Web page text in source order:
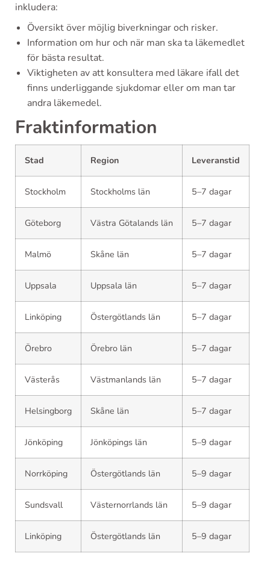
inkludera:
Översikt över möjlig biverkningar och risker.
Information om hur och när man ska ta läkemedlet
för bästa resultat.
Viktigheten av att konsultera med läkare ifall det
finns underliggande sjukdomar eller om man tar
andra läkemedel.
Fraktinformation
Stad Region Leveranstid
Stockholm Stockholms län 5–7 dagar
Göteborg Västra Götalands län 5–7 dagar
Malmö Skåne län 5–7 dagar
Uppsala Uppsala län 5–7 dagar
Linköping Östergötlands län 5–7 dagar
Örebro Örebro län 5–7 dagar
Västerås Västmanlands län 5–7 dagar
Helsingborg Skåne län 5–7 dagar
Jönköping Jönköpings län 5–9 dagar
Norrköping Östergötlands län 5–9 dagar
Sundsvall Västernorrlands län 5–9 dagar
Linköping Östergötlands län 5–9 dagar